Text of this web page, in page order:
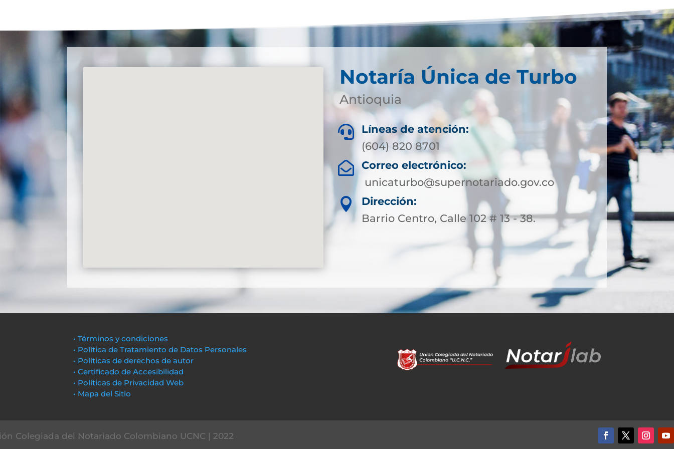
Notaría Única de Turbo
Antioquia

Líneas de atención:
(604) 820 8701
 Correo electrónico:
unicaturbo@supernotariado.gov.co

Dirección:
Barrio Centro, Calle 102 # 13 - 38.
• Términos y condiciones
• Política de Tratamiento de Datos Personales
• Políticas de derechos de autor
• Certificado de Accesibilidad
• Políticas de Privacidad Web
• Mapa del Sitio
Colegiada del Notariado Colombiano UCNC | 2022